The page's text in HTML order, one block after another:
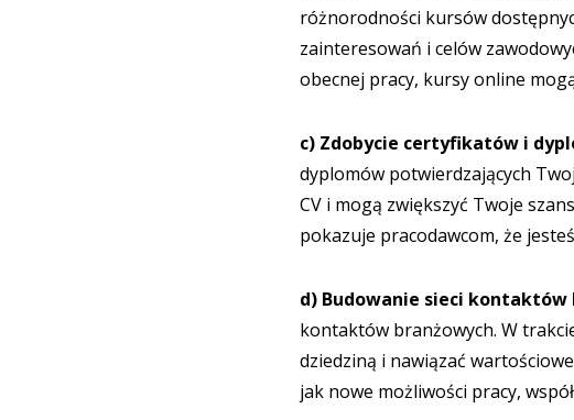
różnorodności kursów
zainteresowań i celów
obecnej pracy, kursy online
c) Zdobycie certyfikatów i
dyplomów potwierdzających
CV i mogą zwiększyć Twoje
pokazuje pracodawcom, że
d) Budowanie sieci kontaktów
kontaktów branżowych. W
dziedziną i nawiązać
jak nowe możliwości pracy,